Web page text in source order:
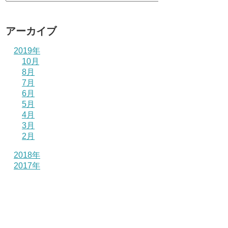
アーカイブ
2019年
10月
8月
7月
6月
5月
4月
3月
2月
2018年
2017年